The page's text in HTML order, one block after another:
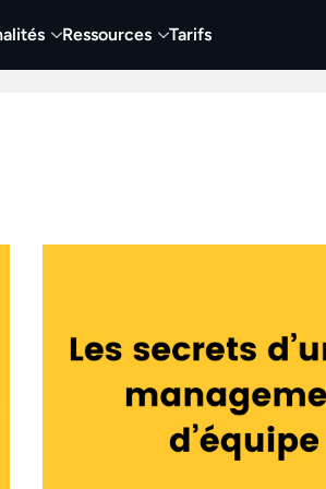
Ressources Tarifs
vidéo Vidéo Visuels